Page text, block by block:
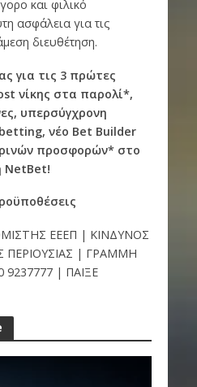
και φιλικό
ασφάλεια για τις
διευθέτηση.
για τις 3 πρώτες
νίκης στα παρολί*,
υπερσύγχρονη
betting, νέο Bet Builder
προσφορών* στο
NetBet!
ΕΕΕΠ | ΚΙΝΔΥΝΟΣ
ΠΕΡΙΟΥΣΙΑΣ | ΓΡΑΜΜΗ
9237777 | ΠΑΙΞΕ